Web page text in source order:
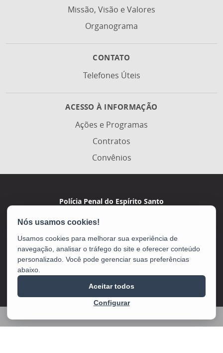
Missão, Visão e Valores
Organograma
CONTATO
Telefones Úteis
ACESSO À INFORMAÇÃO
Ações e Programas
Contratos
Convênios
Polícia Penal do Espírito Santo
Av. Marechal Campos, 495 - De Lourdes
Usamos cookies para melhorar sua experiência de
navegação, analisar o tráfego do site e oferecer conteúdo
personalizado. Você pode gerenciar suas preferências
abaixo.
Configurar
Aceitar todos